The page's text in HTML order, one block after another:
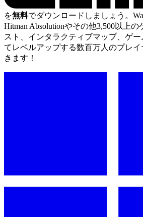
を無料でダウンロードしましょう。
Hitman Absolutionやその他3,500以上
スト、インタラクティブマップ、ゲ
てレベルアップする数百万人のプレ
きます！